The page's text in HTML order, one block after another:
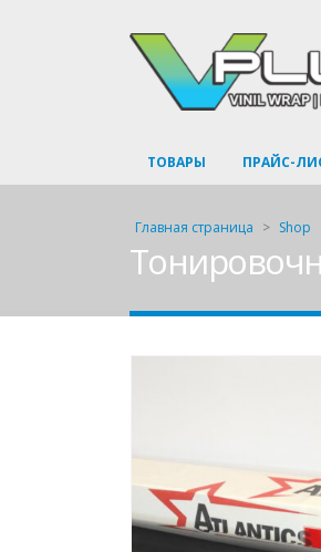
ТОВАРЫ ПРАЙС-
Главная страница > Shop